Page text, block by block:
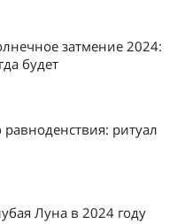
затмение 2024:
будет
ритуал
Луна в 2024 году